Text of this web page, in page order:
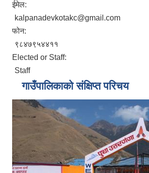
ईमेल:
kalpanadevkotakc@gmail.com
फोन:
९८४७९५४४११
Elected or Staff:
Staff
गाउँपालिकाको संक्षिप्त परिचय